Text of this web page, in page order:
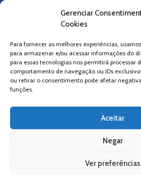
Gerenciar
Cookies
Para fornecer as melhores experiências,
para armazenar e/ou acessar informações do
para essas tecnologias nos permitirá processar
comportamento de navegação ou IDs
ou retirar o consentimento pode afetar
funções.
Aceitar
Negar
Ver preferências
© Copyright 2019 Todos os